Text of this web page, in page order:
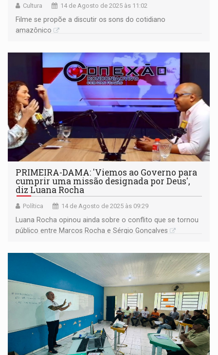
Cultura 14 de Agosto de 2025 às 11:02
Filme se propõe a discutir os sons do cotidiano
amazônico
PRIMEIRA-DAMA: 'Viemos ao Governo para
cumprir uma missão designada por Deus',
diz Luana Rocha
Política 14 de Agosto de 2025 às 09:29
Luana Rocha opinou ainda sobre o conflito que se tornou
público entre Marcos Rocha e Sérgio Gonçalves